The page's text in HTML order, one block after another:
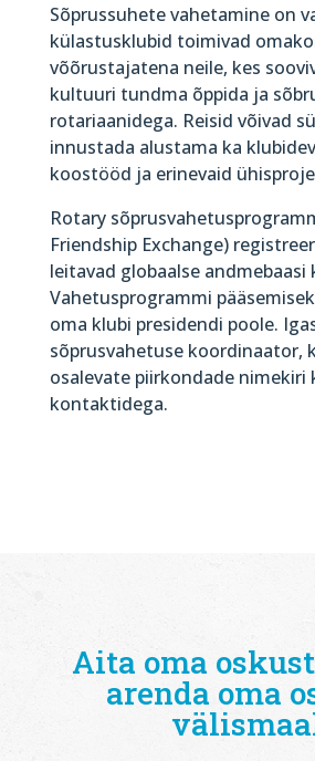
Sõprussuhete vahetamine on
külastusklubid toimivad
võõrustajatena neile, kes
kultuuri tundma õppida ja
rotariaanidega. Reisid võivad
innustada alustama ka
koostööd ja erinevaid
Rotary
Friendship Exchange)
leitavad globaalse andmebaasi
Vahetusprogrammi
oma klubi presidendi poole.
sõprusvahetuse koordinaator,
osalevate piirkondade nimekiri
kontaktidega.
Aita oma
arenda oma